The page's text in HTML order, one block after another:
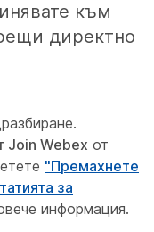
към
директно
Join Webex от
"Премахнете
за
информация.